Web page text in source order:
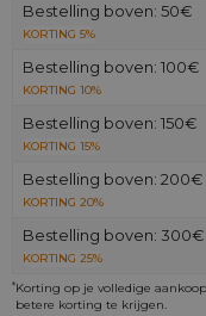
Bestelling boven: 50€
KORTING 5%
Bestelling boven: 100€
KORTING 10%
Bestelling boven: 150€
KORTING 15%
Bestelling boven: 200€
KORTING 20%
Bestelling boven: 300€
KORTING 25%
*Korting op je volledige
betere korting te krijgen.